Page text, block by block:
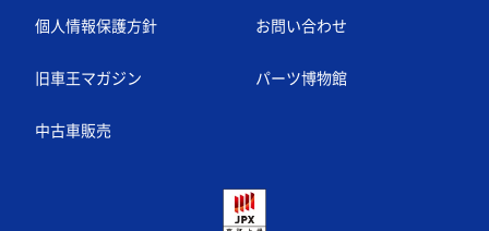
個人情報保護方針 お問い合わせ
旧車王マガジン パーツ博物館
中古車販売